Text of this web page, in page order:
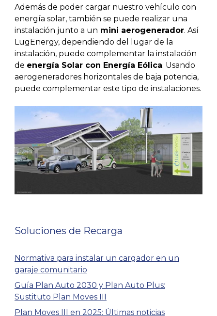
Además de poder cargar nuestro vehículo con
energía solar, también se puede realizar una
instalación junto a un mini aerogenerador. Así
LugEnergy, dependiendo del lugar de la
instalación, puede complementar la instalación
de energía Solar con Energía Eólica. Usando
aerogeneradores horizontales de baja potencia,
puede complementar este tipo de instalaciones.
Soluciones de Recarga
Normativa para instalar un cargador en un
garaje comunitario
Guía Plan Auto 2030 y Plan Auto Plus:
Sustituto Plan Moves III
Plan Moves III en 2025: Últimas noticias